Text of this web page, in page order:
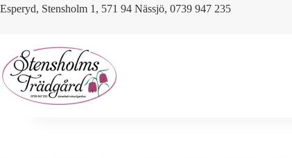
Skip
Esperyd, Stensholm 1, 571 94 Nässjö, 0739 947 235